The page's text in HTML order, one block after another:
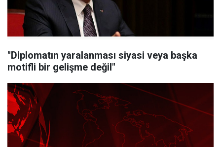
"Diplomatın yaralanması siyasi veya başka
motifli bir gelişme değil"